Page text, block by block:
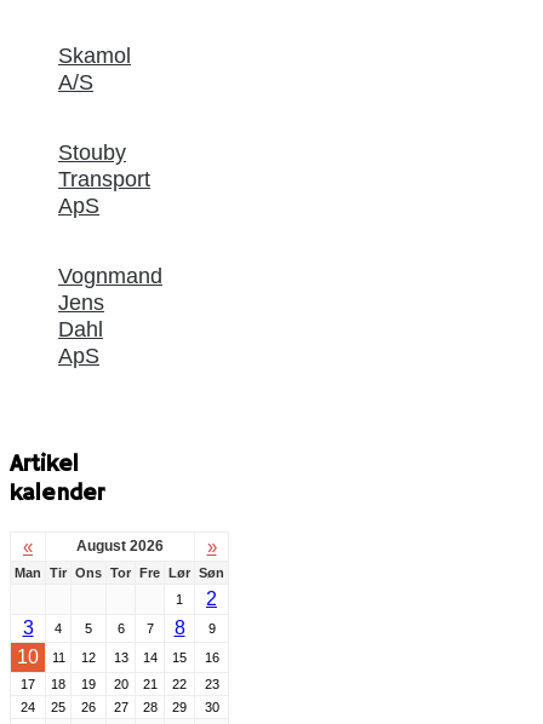
Skamol
A/S
Stouby
Transport
ApS
Vognmand
Jens
Dahl
ApS
Artikel
kalender
« August 2026 »
Man Tir Ons Tor Fre Lør Søn
1
2
3
4 5 6 7 8 9
10 11 12 13 14 15
16
17
18 19 20 21 22
23
24
25 26 27 28 29
30